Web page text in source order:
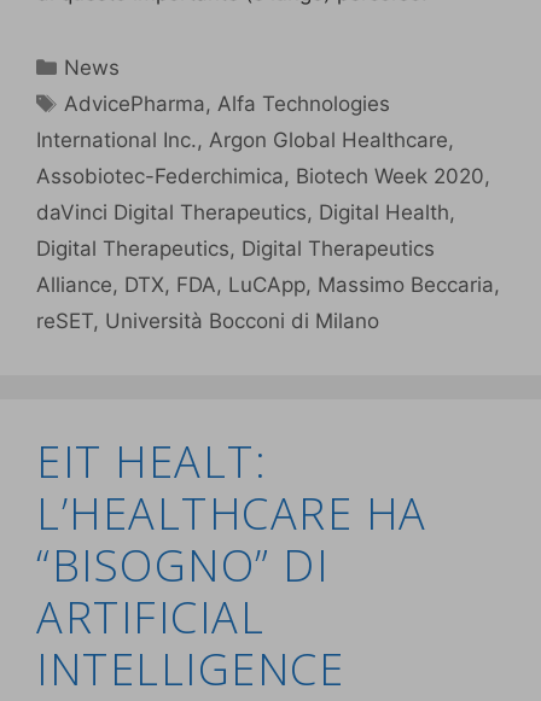
News
AdvicePharma,Alfa Technologies
International Inc., Argon Global Healthcare,
Assobiotec-Federchimica, Biotech Week 2020,
daVinci Digital Therapeutics, Digital Health,
Digital Therapeutics, Digital Therapeutics
Alliance, DTX, FDA, LuCApp, Massimo Beccaria,
reSET, Università Bocconi di Milano
EIT HEALT:
L’HEALTHCARE HA
“BISOGNO” DI
ARTIFICIAL
INTELLIGENCE